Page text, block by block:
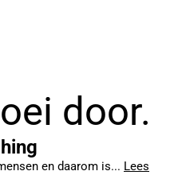
door.
en daarom is... Lees